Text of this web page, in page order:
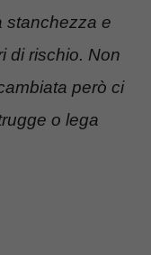
stanchezza e
di rischio. Non
però ci
o lega